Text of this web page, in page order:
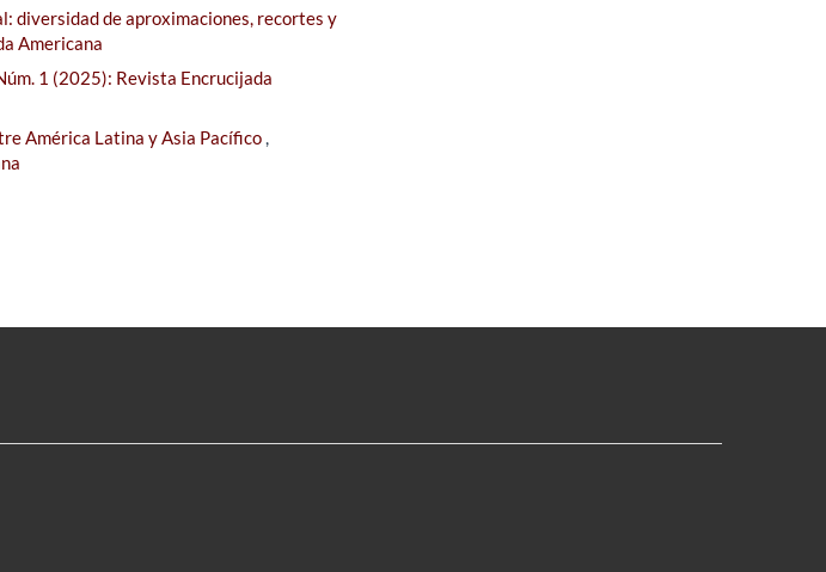
diversidad de aproximaciones, recortes y
Americana
1 (2025): Revista Encrucijada
América Latina y Asia Pacífico,